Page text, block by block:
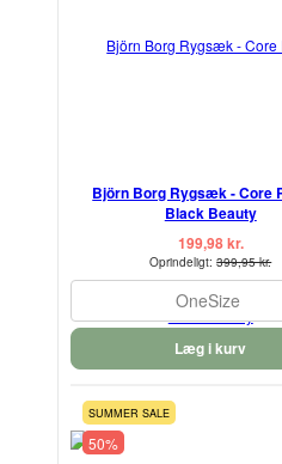
Björn Borg Rygsæk - Core
Black Beauty
199,98 kr.
Oprindeligt:399,95 kr.
OneSize
Læg i kurv
SUMMER SALE
50%